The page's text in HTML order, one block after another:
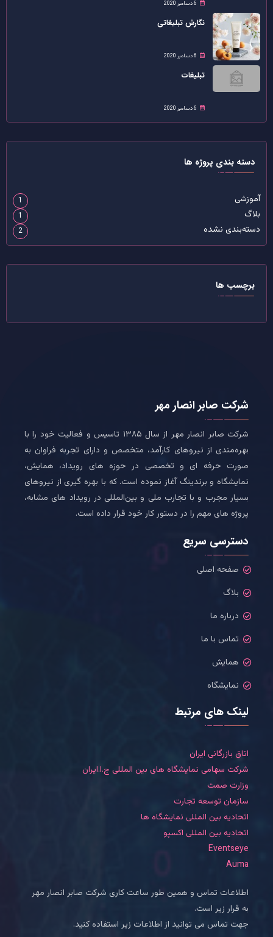
6 دسامبر 2020
نگارش تبلیغاتی
6 دسامبر 2020
تبلیغات
6 دسامبر 2020
دسته بندی پروژه ها
آموزشی 1
بلاگ 1
دسته‌بندی نشده 2
برچسب ها
شرکت صابر انصار مهر
شرکت صابر انصار مهر از سال ۱۳۸۵ تاسیس و فعالیت خود را با
بهره‌مندی از نیروهای کارآمد، متخصص و دارای تجربه فراوان به
صورت حرفه ای و تخصصی در حوزه های رویداد، همایش،
نمایشگاه و برندینگ آغاز نموده است. که با بهره گیری از نیروهای
بسیار مجرب و با تجارب ملی و بین‌المللی در رویداد های مشابه،
پروژه های مهم را در دستور کار خود قرار داده است.
دسترسی سریع
صفحه اصلی
بلاگ
درباره ما
تماس با ما
همایش
نمایشگاه
لینک های مرتبط
اتاق بازرگانی ایران
شرکت سهامی نمایشگاه های بین المللی ج.ا.ایران
وزارت صمت
سازمان توسعه تجارت
اتحادیه بین المللی نمایشگاه ها
اتحادیه بین المللی اکسپو
Eventseye
Auma
اطلاعات تماس و همین طور ساعت کاری شرکت صابر انصار مهر
به قرار زیر است.
جهت تماس می توانید از اطلاعات زیر استفاده کنید.